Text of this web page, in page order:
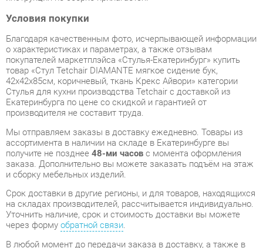
о характеристиках и параметрах, а также отзывам
покупателей маркетплэйса «Стулья-Екатеринбург» купить
товар «Стул Tetchair DIAMANTE мягкое сидение бук,
42x42x85см, коричневый, ткань Крекс Айвори» категории
Стулья для кухни производства Tetchair с доставкой из
Екатеринбурга по цене со скидкой и гарантией от
производителя не составит труда.
Мы отправляем заказы в доставку ежедневно. Товары из
ассортимента в наличии на складе в Екатеринбурге вы
получите не позднее48-ми часовс момента оформления
заказа. Дополнительно вы можете заказать подъём на этаж
Срок доставки в другие регионы, и для товаров, находящихся
на складах производителей, рассчитывается индивидуально.
Уточнить наличие, срок и стоимость доставки вы можете
через формуобратной связи.
В любой момент до передачи заказа в доставку, а также в
течение 7-ми дней после получения заказа вы можете
изменить выборили принять решение об отказе от покупки.
Несмотря на качественную упаковку, стулья для кухни могут
быть повреждены при транспортировке. Если Вы заметили